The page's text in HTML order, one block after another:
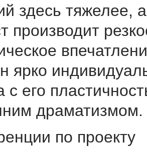
здесь тяжелее,
производит
ярко
с его
драматизмом.
по проекту